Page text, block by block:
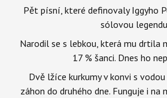
Pět písní, které definovaly Iggyho
sólovou legendu
Narodil se s lebkou, která mu drtila
17 % šanci. Dnes ho
Dvě lžíce kurkumy v konvi s
záhon do druhého dne. Funguje i na